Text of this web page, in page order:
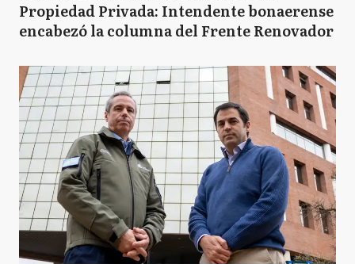
Propiedad Privada: Intendente bonaerense
encabezó la columna del Frente Renovador